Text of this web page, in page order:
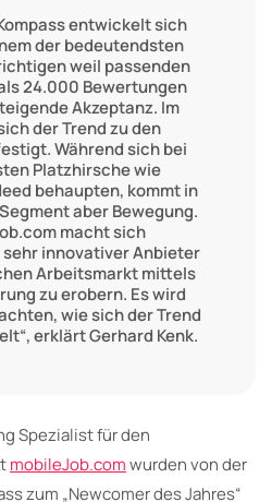
entwickelt sich
der bedeutendsten
weil passenden
24.000 Bewertungen
Akzeptanz. Im
der Trend zu den
Während sich bei
Platzhirsche wie
behaupten, kommt in
aber Bewegung.
macht sich
innovativer Anbieter
Arbeitsmarkt mittels
zu erobern. Es wird
wie sich der Trend
erklärt Gerhard Kenk.
Spezialist für den
mobileJob.comwurden von der
zum „Newcomer des Jahres“